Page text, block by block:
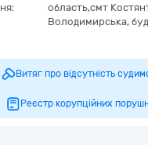
область,смт
Володимирська,
Витяг про відсутність
Реєстр корупційних